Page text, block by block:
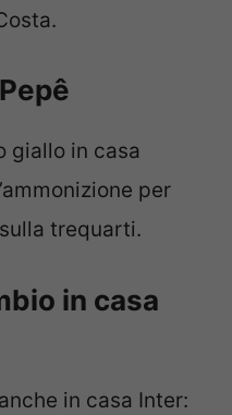
giallo in casa
per
trequarti.
in casa
in casa Inter: